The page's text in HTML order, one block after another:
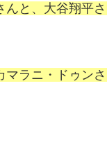
んと、大谷翔平
マラニ・ドゥン